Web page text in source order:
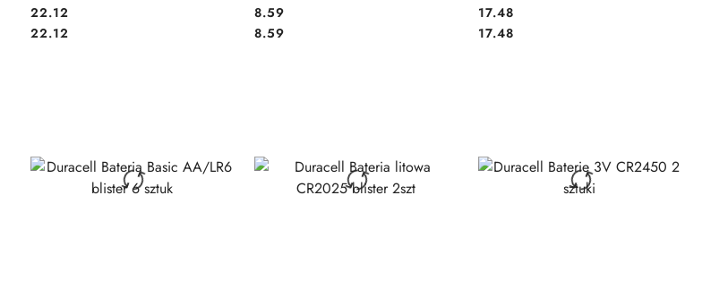
Cena:
22.12
Cena:
22.12 Cena:
8.59
Cena:
8.59 Cena:
17.48
Cena:
17.48